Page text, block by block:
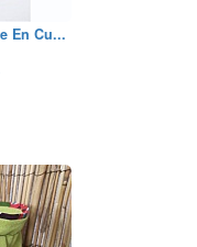
En Cu...